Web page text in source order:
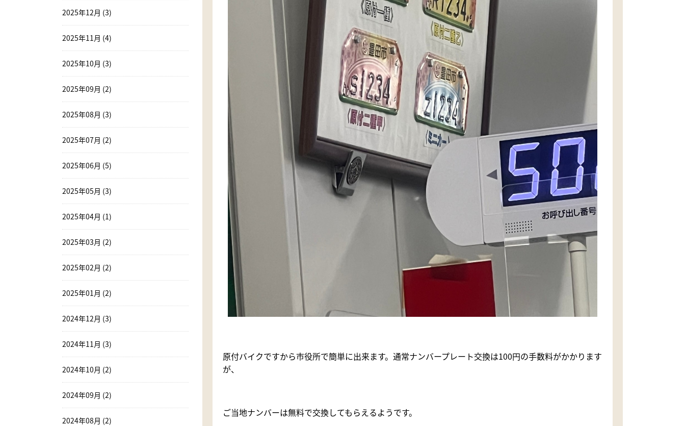
原付バイクですから市役所で簡単に出来ます。通常ナンバープレート交換は100円の手数料がかかります
が、
ご当地ナンバーは無料で交換してもらえるようです。
2025年12月 (3)
2025年11月 (4)
2025年10月 (3)
2025年09月 (2)
2025年08月 (3)
2025年07月 (2)
2025年06月 (5)
2025年05月 (3)
2025年04月 (1)
2025年03月 (2)
2025年02月 (2)
2025年01月 (2)
2024年12月 (3)
2024年11月 (3)
2024年10月 (2)
2024年09月 (2)
2024年08月 (2)